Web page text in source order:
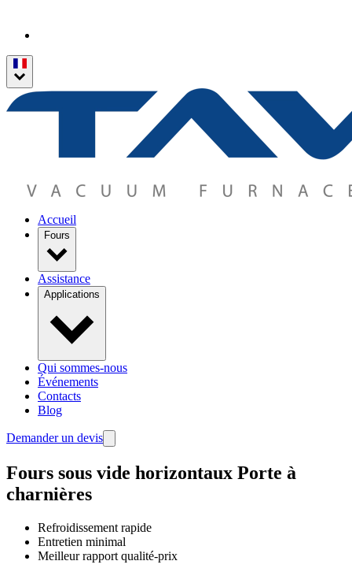
Accueil
Fours
Assistance
Applications
Qui sommes-nous
Événements
Contacts
Blog
Demander un devis
Fours sous vide horizontaux Porte à
charnières
Refroidissement rapide
Entretien minimal
Meilleur rapport qualité-prix